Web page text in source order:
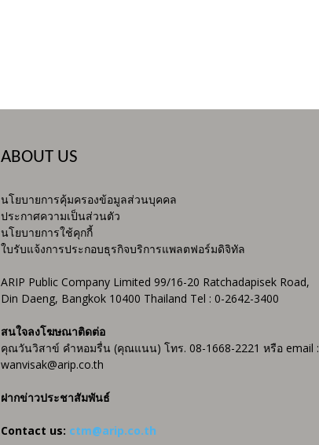
ABOUT US
นโยบายการคุ้มครองข้อมูลส่วนบุคคล
ประกาศความเป็นส่วนตัว
นโยบายการใช้คุกกี้
ใบรับแจ้งการประกอบธุรกิจบริการแพลตฟอร์มดิจิทัล
ARIP Public Company Limited 99/16-20 Ratchadapisek Road,
Din Daeng, Bangkok 10400 Thailand Tel : 0-2642-3400
สนใจลงโฆษณาติดต่อ
คุณวันวิสาข์ คำหอมรื่น (คุณแนน) โทร. 08-1668-2221 หรือ email :
wanvisak@arip.co.th
ฝากข่าวประชาสัมพันธ์
Contact us: ctm@arip.co.th